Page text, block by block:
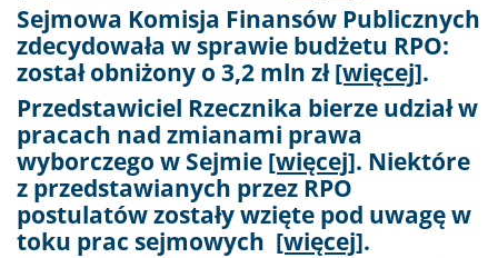
Sejmowa Komisja Finansów Publicznych
zdecydowała w sprawie budżetu RPO:
został obniżony o 3,2 mln zł[więcej].
Przedstawiciel Rzecznika bierze udział w
pracach nad zmianami prawa
wyborczego w Sejmie [więcej]. Niektóre
z przedstawianych przez RPO
postulatów zostały wzięte pod uwagę w
toku prac sejmowych [więcej].